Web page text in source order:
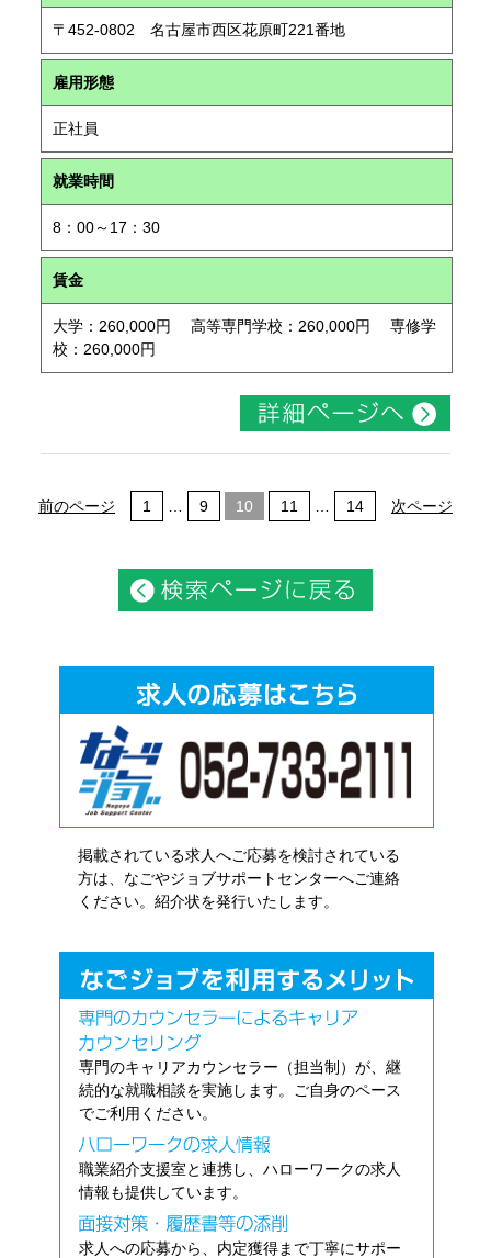
〒452-0802 名古屋市西区花原町221番地
雇用形態
正社員
就業時間
8：00～17：30
賃金
大学：260,000円 高等専門学校：260,000円 専修学
校：260,000円
前のページ 1 9 10 11 14 次ページ
掲載されている求人へご応募を検討されている
方は、なごやジョブサポートセンターへご連絡
ください。紹介状を発行いたします。
専門のキャリアカウンセラー（担当制）が、継
続的な就職相談を実施します。ご自身のペース
でご利用ください。
職業紹介支援室と連携し、ハローワークの求人
情報も提供しています。
求人への応募から、内定獲得まで丁寧にサポー